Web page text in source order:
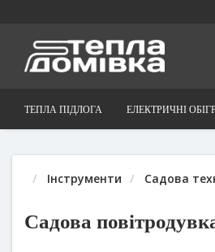
ТЕПЛА ПІДЛОГА ЕЛЕКТРИЧНІ
Інструменти Садова
Садова